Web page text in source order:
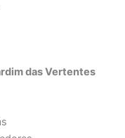
das Vertentes